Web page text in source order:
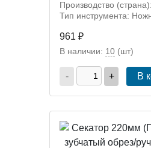
Производство
Тип инструмента:
961 ₽
В наличии: 10 (шт)
- + В